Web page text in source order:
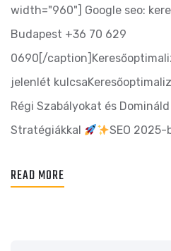
width="960"] Google seo:
Budapest +36 70 629
0690[/
jelenlét
Régi Szabályokat és
Stratégiákkal
SEO 2025-
READ MORE